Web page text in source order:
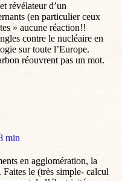
révélateur d’un
(en particulier ceux
» aucune réaction!!
contre le nucléaire en
sur toute l’Europe.
réouvrent pas un mot.
min
en agglomération, la
le (très simple- calcul